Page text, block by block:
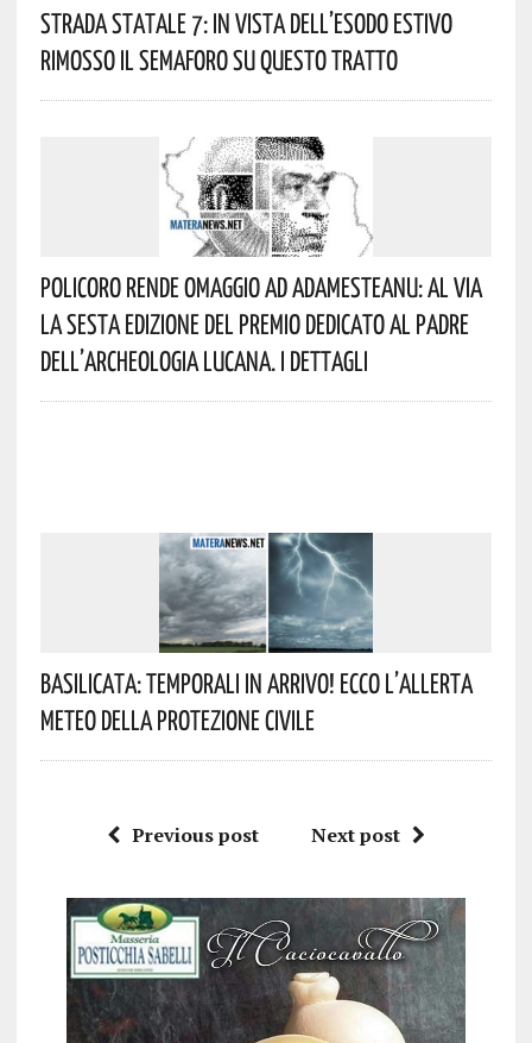
Strada Statale 7: In Vista Dell’esodo Estivo
Rimosso Il Semaforo Su Questo Tratto
Policoro Rende Omaggio Ad Adamesteanu: Al Via
La Sesta Edizione Del Premio Dedicato Al Padre
Dell’archeologia Lucana. I Dettagli
Basilicata: Temporali In Arrivo! Ecco L’allerta
Meteo Della Protezione Civile
Previous post Next post